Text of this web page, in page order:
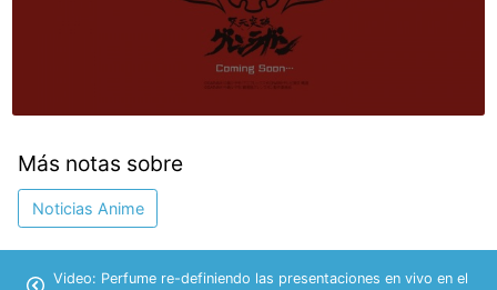
Más notas sobre
Noticias Anime
Video: Perfume re-definiendo las presentaciones en vivo en el